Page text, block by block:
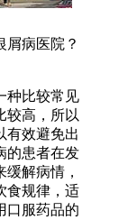
屑病医院？
种比较常见
较高，所以
有效避免出
的患者在发
解病情，
食规律，适
口服药品的